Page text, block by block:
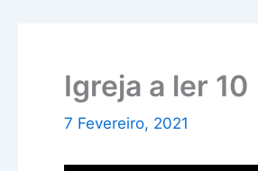
Igreja a ler 10
7 Fevereiro, 2021